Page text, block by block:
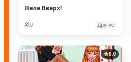
Желе Вверх!
0 Другие
0.0